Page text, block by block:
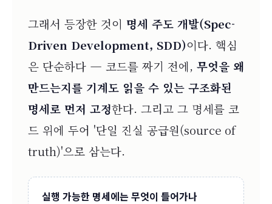
그래서 등장한 것이 명세 주도 개발(Spec-
Driven Development, SDD)이다. 핵심
은 단순하다 — 코드를 짜기 전에, 무엇을 왜
만드는지를 기계도 읽을 수 있는 구조화된
명세로 먼저 고정한다. 그리고 그 명세를 코
드 위에 두어 '단일 진실 공급원(source of
truth)'으로 삼는다.
실행 가능한 명세에는 무엇이 들어가나